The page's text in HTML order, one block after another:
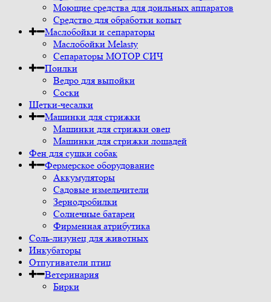
Моющие средства для доильных аппаратов
Средство для обработки копыт
Маслобойки и сепараторы
Маслобойки Melasty
Сепараторы МОТОР СИЧ
Поилки
Ведро для выпойки
Соски
Щетки-чесалки
Машинки для стрижки
Машинки для стрижки овец
Машинки для стрижки лошадей
Фен для сушки собак
Фермерское оборудование
Аккумуляторы
Садовые измельчители
Зернодробилки
Солнечные батареи
Фирменная атрибутика
Соль-лизунец для животных
Инкубаторы
Отпугиватели птиц
Ветеринария
Бирки